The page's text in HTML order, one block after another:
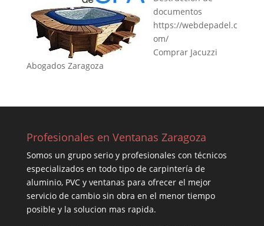
documentos
https://webdepadel.c
om/
Comprar Jacuzzi
Abogados Zaragoza
Profesionales en Ventanas Zaragoza
Somos un grupo serio y profesionales con técnicos
especializados en todo tipo de carpintería de
aluminio, PVC y ventanas para ofrecer el mejor
servicio de cambio sin obra en el menor tiempo
posible y la solucion mas rapida.